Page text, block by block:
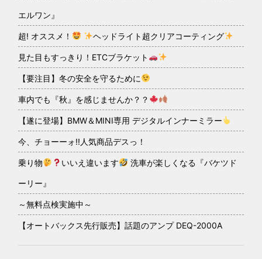
エルワン』
超! オススメ！ ヘッドライト超クリアコーティング
見た目もすっきり！ETCブラケット
【要注目】冬の安全を守るために
車内でも『秋』を感じませんか？？
【遂に登場】BMW＆MINI専用 デジタルインナーミラー
今、チョーーォ!!人気商品デスっ！
乗り物 いいえ違います 洗車が楽しくなる『バケツド
ーリー』
～無料点検実施中～
【オートバックス先行販売】話題のアンプ DEQ-2000A